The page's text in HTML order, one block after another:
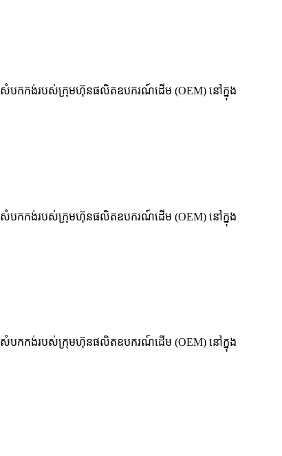
គង់សំបកកង់របស់ក្រុមហ៊ុនផលិតឧបករណ៍ដើម (OEM) នៅក្នុង
គង់សំបកកង់របស់ក្រុមហ៊ុនផលិតឧបករណ៍ដើម (OEM) នៅក្នុង
គង់សំបកកង់របស់ក្រុមហ៊ុនផលិតឧបករណ៍ដើម (OEM) នៅក្នុង